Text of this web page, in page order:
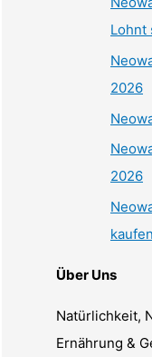
Lohnt
2026
2026
Über Uns
Natürlichkeit,
Ernährung &